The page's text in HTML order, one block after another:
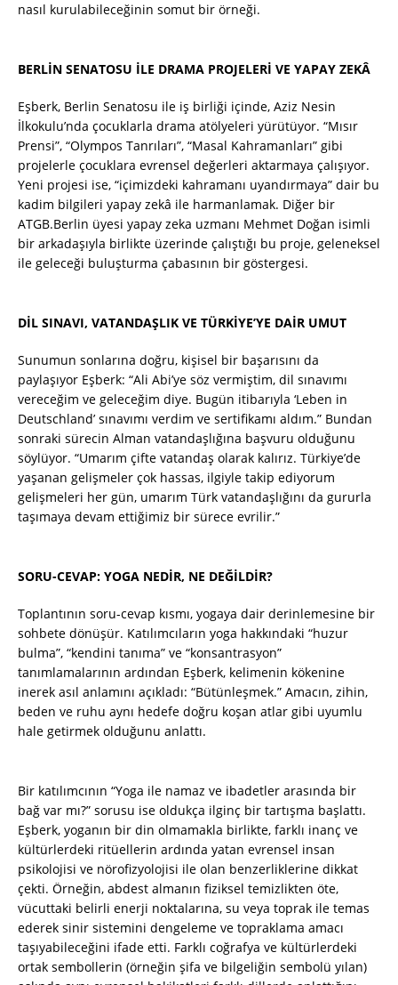
nasıl kurulabileceğinin somut bir örneği.
BERLİN SENATOSU İLE DRAMA PROJELERİ VE YAPAY ZEKÂ
Eşberk, Berlin Senatosu ile iş birliği içinde, Aziz Nesin
İlkokulu’nda çocuklarla drama atölyeleri yürütüyor. “Mısır
Prensi”, “Olympos Tanrıları”, “Masal Kahramanları” gibi
projelerle çocuklara evrensel değerleri aktarmaya çalışıyor.
Yeni projesi ise, “içimizdeki kahramanı uyandırmaya” dair bu
kadim bilgileri yapay zekâ ile harmanlamak. Diğer bir
ATGB.Berlin üyesi yapay zeka uzmanı Mehmet Doğan isimli
bir arkadaşıyla birlikte üzerinde çalıştığı bu proje, geleneksel
ile geleceği buluşturma çabasının bir göstergesi.
DİL SINAVI, VATANDAŞLIK VE TÜRKİYE’YE DAİR UMUT
Sunumun sonlarına doğru, kişisel bir başarısını da
paylaşıyor Eşberk: “Ali Abi’ye söz vermiştim, dil sınavımı
vereceğim ve geleceğim diye. Bugün itibarıyla ‘Leben in
Deutschland’ sınavımı verdim ve sertifikamı aldım.” Bundan
sonraki sürecin Alman vatandaşlığına başvuru olduğunu
söylüyor. “Umarım çifte vatandaş olarak kalırız. Türkiye’de
yaşanan gelişmeler çok hassas, ilgiyle takip ediyorum
gelişmeleri her gün, umarım Türk vatandaşlığını da gururla
taşımaya devam ettiğimiz bir sürece evrilir.”
SORU-CEVAP: YOGA NEDİR, NE DEĞİLDİR?
Toplantının soru-cevap kısmı, yogaya dair derinlemesine bir
sohbete dönüşür. Katılımcıların yoga hakkındaki “huzur
bulma”, “kendini tanıma” ve “konsantrasyon”
tanımlamalarının ardından Eşberk, kelimenin kökenine
inerek asıl anlamını açıkladı: “Bütünleşmek.” Amacın, zihin,
beden ve ruhu aynı hedefe doğru koşan atlar gibi uyumlu
hale getirmek olduğunu anlattı.
Bir katılımcının “Yoga ile namaz ve ibadetler arasında bir
bağ var mı?” sorusu ise oldukça ilginç bir tartışma başlattı.
Eşberk, yoganın bir din olmamakla birlikte, farklı inanç ve
kültürlerdeki ritüellerin ardında yatan evrensel insan
psikolojisi ve nörofizyolojisi ile olan benzerliklerine dikkat
çekti. Örneğin, abdest almanın fiziksel temizlikten öte,
vücuttaki belirli enerji noktalarına, su veya toprak ile temas
ederek sinir sistemini dengeleme ve topraklama amacı
taşıyabileceğini ifade etti. Farklı coğrafya ve kültürlerdeki
ortak sembollerin (örneğin şifa ve bilgeliğin sembolü yılan)